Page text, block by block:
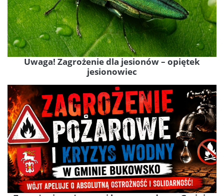
Uwaga! Zagrożenie dla jesionów – opiętek
jesionowiec